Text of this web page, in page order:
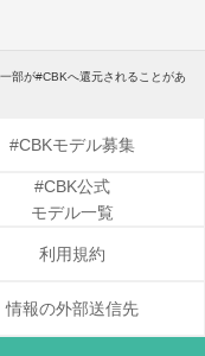
部が#CBKへ還元されることがあ
#CBKモデル募集
#CBK公式
モデル一覧
利用規約
情報の外部送信先